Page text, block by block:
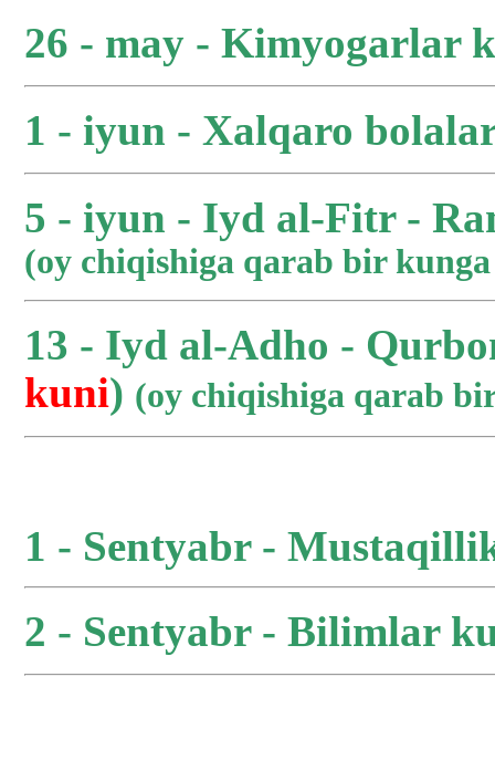
26 - may - Kimyogarlar
1 - iyun - Xalqaro
5 - iyun - Iyd al-Fitr -
(oy chiqishiga qarab bir
13 - Iyd al-Adho -
kuni) (oy chiqishiga qarab
1 - Sentyabr -
2 - Sentyabr - Bilimlar